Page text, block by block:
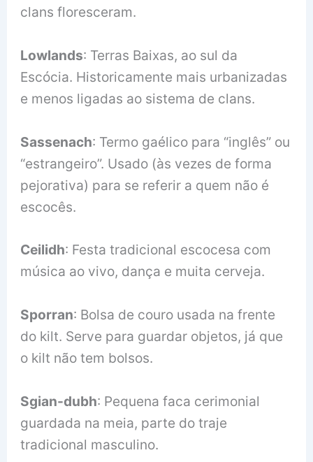
clans floresceram.
Lowlands: Terras Baixas, ao sul da
Escócia. Historicamente mais urbanizadas
e menos ligadas ao sistema de clans.
Sassenach: Termo gaélico para “inglês” ou
“estrangeiro”. Usado (às vezes de forma
pejorativa) para se referir a quem não é
escocês.
Ceilidh: Festa tradicional escocesa com
música ao vivo, dança e muita cerveja.
Sporran: Bolsa de couro usada na frente
do kilt. Serve para guardar objetos, já que
o kilt não tem bolsos.
Sgian-dubh: Pequena faca cerimonial
guardada na meia, parte do traje
tradicional masculino.